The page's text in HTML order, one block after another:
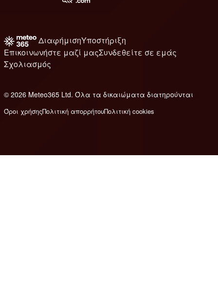
ΔιαφήμισηΥποστήριξη
Επικοινωνήστε μαζί μαςΣυνδεθείτε σε εμάς
Σχολιασμός
© 2026 Meteo365 Ltd. Όλα τα δικαιώματα διατηρούνται
Όροι χρήσηςΠολιτική απορρήτουΠολιτική cookies